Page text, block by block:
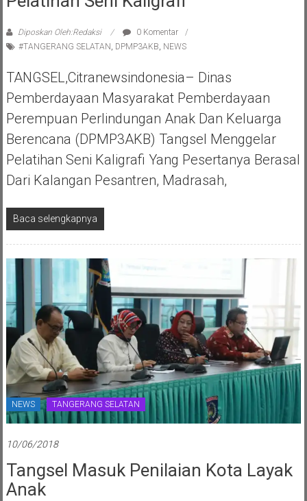
Diposkan Oleh:Redaksi
0 Komentar
#TANGERANG SELATAN , DPMP3AKB, NEWS
TANGSEL,Citranewsindonesia– Dinas
Pemberdayaan Masyarakat Pemberdayaan
Perempuan Perlindungan Anak Dan Keluarga
Berencana (DPMP3AKB) Tangsel Menggelar
Pelatihan Seni Kaligrafi Yang Pesertanya Berasal
Dari Kalangan Pesantren, Madrasah,
Baca selengkapnya
NEWS TANGERANG SELATAN
10/06/2018
Tangsel Masuk Penilaian Kota Layak
Anak